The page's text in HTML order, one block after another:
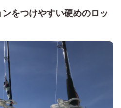
をつけやすい硬めのロッ